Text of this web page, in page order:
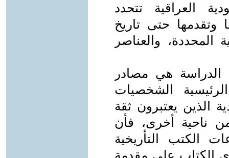
العراقية تتحدد
ثم تطورها وتقدمها حتى تاريخ
المحددة، والعناصر
الدراسة هي مصادر
الشخصيات
الذين يعتبرون ثقة
ناحية أخرى، فأن
الكتب التأريخية
الكتاب على مقدمة